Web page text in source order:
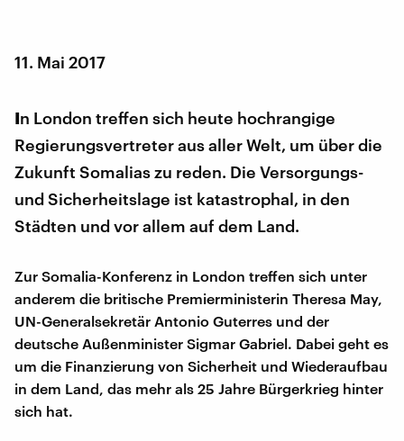
11. Mai 2017
In London treffen sich heute hochrangige
Regierungsvertreter aus aller Welt, um über die
Zukunft Somalias zu reden. Die Versorgungs-
und Sicherheitslage ist katastrophal, in den
Städten und vor allem auf dem Land.
Zur Somalia-Konferenz in London treffen sich unter
anderem die britische Premierministerin Theresa May,
UN-Generalsekretär Antonio Guterres und der
deutsche Außenminister Sigmar Gabriel. Dabei geht es
um die Finanzierung von Sicherheit und Wiederaufbau
in dem Land, das mehr als 25 Jahre Bürgerkrieg hinter
sich hat.